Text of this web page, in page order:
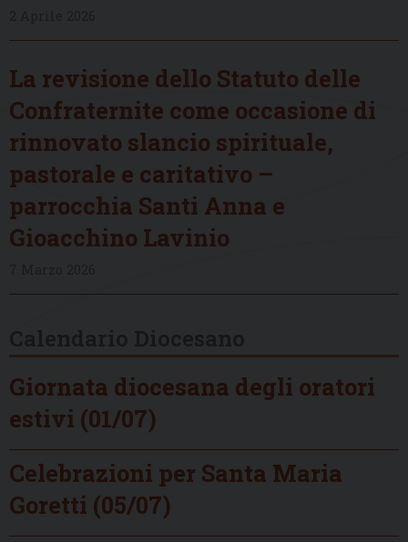
La revisione dello Statuto delle
Confraternite come occasione di
rinnovato slancio spirituale,
pastorale e caritativo –
parrocchia Santi Anna e
Gioacchino Lavinio
Giornata diocesana degli oratori
estivi (01/07)
Celebrazioni per Santa Maria
Goretti (05/07)